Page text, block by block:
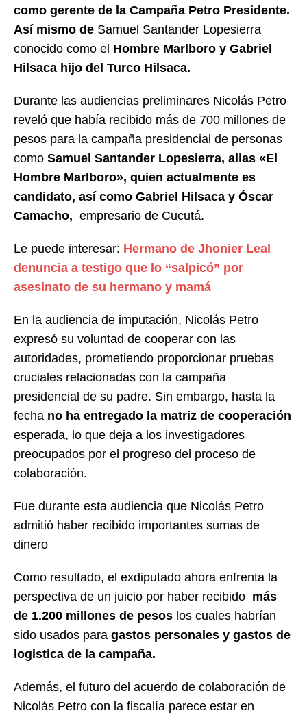
como gerente de la Campaña Petro Presidente.
Así mismo de Samuel Santander Lopesierra
conocido como el Hombre Marlboro y Gabriel
Hilsaca hijo del Turco Hilsaca.
Durante las audiencias preliminares Nicolás Petro
reveló que había recibido más de 700 millones de
pesos para la campaña presidencial de personas
como Samuel Santander Lopesierra, alias «El
Hombre Marlboro», quien actualmente es
candidato, así como Gabriel Hilsaca y Óscar
Camacho, empresario de Cucutá.
Le puede interesar: Hermano de Jhonier Leal
denuncia a testigo que lo “salpicó” por
asesinato de su hermano y mamá
En la audiencia de imputación, Nicolás Petro
expresó su voluntad de cooperar con las
autoridades, prometiendo proporcionar pruebas
cruciales relacionadas con la campaña
presidencial de su padre. Sin embargo, hasta la
fecha no ha entregado la matriz de cooperación
esperada, lo que deja a los investigadores
preocupados por el progreso del proceso de
colaboración.
Fue durante esta audiencia que Nicolás Petro
admitió haber recibido importantes sumas de
dinero
Como resultado, el exdiputado ahora enfrenta la
perspectiva de un juicio por haber recibido más
de 1.200 millones de pesos los cuales habrían
sido usados para gastos personales y gastos de
logistica de la campaña.
Además, el futuro del acuerdo de colaboración de
Nicolás Petro con la fiscalía parece estar en